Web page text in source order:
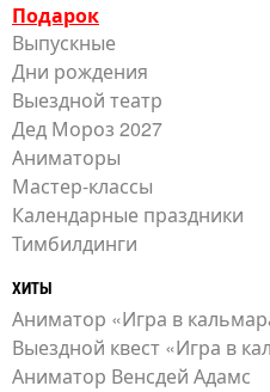
Подарок
Выпускные
Дни рождения
Выездной театр
Дед Мороз 2027
Аниматоры
Мастер-классы
Календарные праздники
Тимбилдинги
ХИТЫ
Аниматор «Игра в
Выездной квест «Игра в
Аниматор Венсдей Адамс